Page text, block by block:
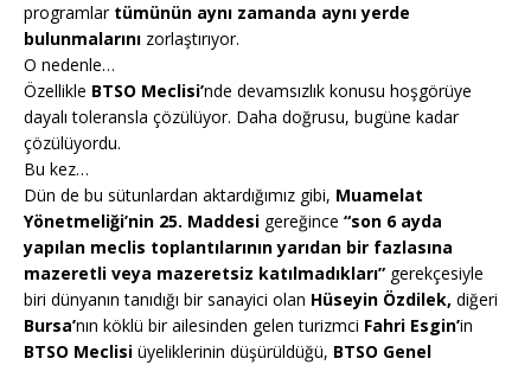
programlar tümünün aynı zamanda aynı yerde
bulunmalarını zorlaştırıyor.
O nedenle…
Özellikle BTSO Meclisi’nde devamsızlık konusu hoşgörüye
dayalı toleransla çözülüyor. Daha doğrusu, bugüne kadar
çözülüyordu.
Bu kez…
Dün de bu sütunlardan aktardığımız gibi, Muamelat
Yönetmeliği’nin 25. Maddesi gereğince “son 6 ayda
yapılan meclis toplantılarının yarıdan bir fazlasına
mazeretli veya mazeretsiz katılmadıkları” gerekçesiyle
biri dünyanın tanıdığı bir sanayici olan Hüseyin Özdilek, diğeri
Bursa’nın köklü bir ailesinden gelen turizmci Fahri Esgin’in
BTSO Meclisi üyeliklerinin düşürüldüğü, BTSO Genel